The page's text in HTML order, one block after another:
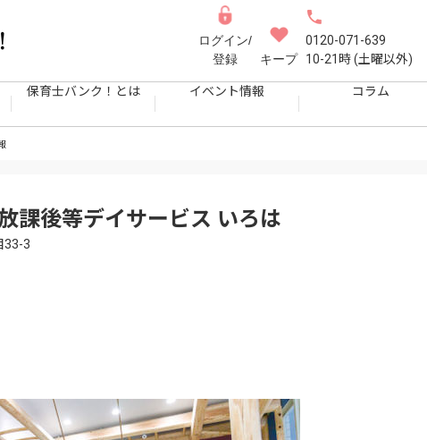
ログイン/
登録
キープ
0120-071-639
10-21時 (土曜以外)
保育士バンク！とは イベント情報 コラム
課後等デイサービス いろは
33-3